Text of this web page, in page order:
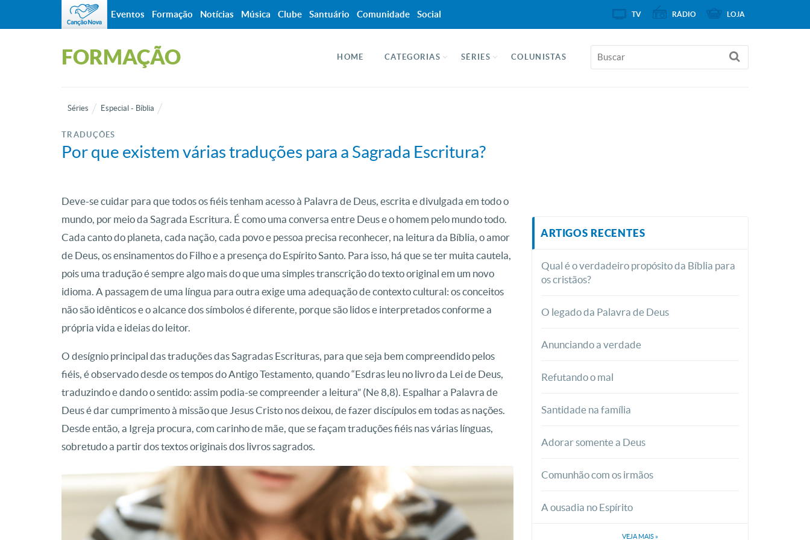
FORMAÇÃO HOME CATEGORIAS SÉRIES COLUNISTAS
Séries Especial - Bíblia
TRADUÇÕES
Por que existem várias traduções para a Sagrada Escritura?
Deve-se cuidar para que todos os fiéis tenham acesso à Palavra de Deus, escrita e divulgada em todo o
mundo, por meio da Sagrada Escritura. É como uma conversa entre Deus e o homem pelo mundo todo.
Cada canto do planeta, cada nação, cada povo e pessoa precisa reconhecer, na leitura da Bíblia, o amor
de Deus, os ensinamentos do Filho e a presença do Espírito Santo. Para isso, há que se ter muita cautela,
pois uma tradução é sempre algo mais do que uma simples transcrição do texto original em um novo
idioma. A passagem de uma língua para outra exige uma adequação de contexto cultural: os conceitos
não são idênticos e o alcance dos símbolos é diferente, porque são lidos e interpretados conforme a
própria vida e ideias do leitor.
O desígnio principal das traduções das Sagradas Escrituras, para que seja bem compreendido pelos
fiéis, é observado desde os tempos do Antigo Testamento, quando “Esdras leu no livro da Lei de Deus,
traduzindo e dando o sentido: assim podia-se compreender a leitura” (Ne 8,8). Espalhar a Palavra de
Deus é dar cumprimento à missão que Jesus Cristo nos deixou, de fazer discípulos em todas as nações.
Desde então, a Igreja procura, com carinho de mãe, que se façam traduções fiéis nas várias línguas,
sobretudo a partir dos textos originais dos livros sagrados.
ARTIGOS RECENTES
Qual é o verdadeiro propósito da Bíblia para
os cristãos?
O legado da Palavra de Deus
Anunciando a verdade
Refutando o mal
Santidade na família
Adorar somente a Deus
Comunhão com os irmãos
A ousadia no Espírito
VEJA MAIS »
Eventos Formação Notícias Música Clube Santuário Comunidade Social TV RÁDIO LOJA